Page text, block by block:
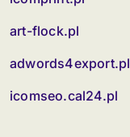
art-flock.pl
adwords4export.pl
icomseo.cal24.pl